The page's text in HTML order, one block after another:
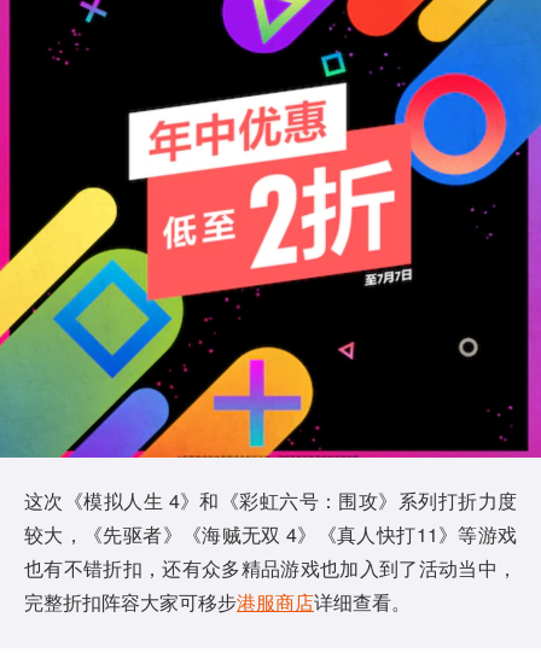
这次《模拟人生 4》和《彩虹六号：围攻》系列打折力度
较大，《先驱者》《海贼无双 4》《真人快打11》等游戏
也有不错折扣，还有众多精品游戏也加入到了活动当中，
完整折扣阵容大家可移步港服商店详细查看。